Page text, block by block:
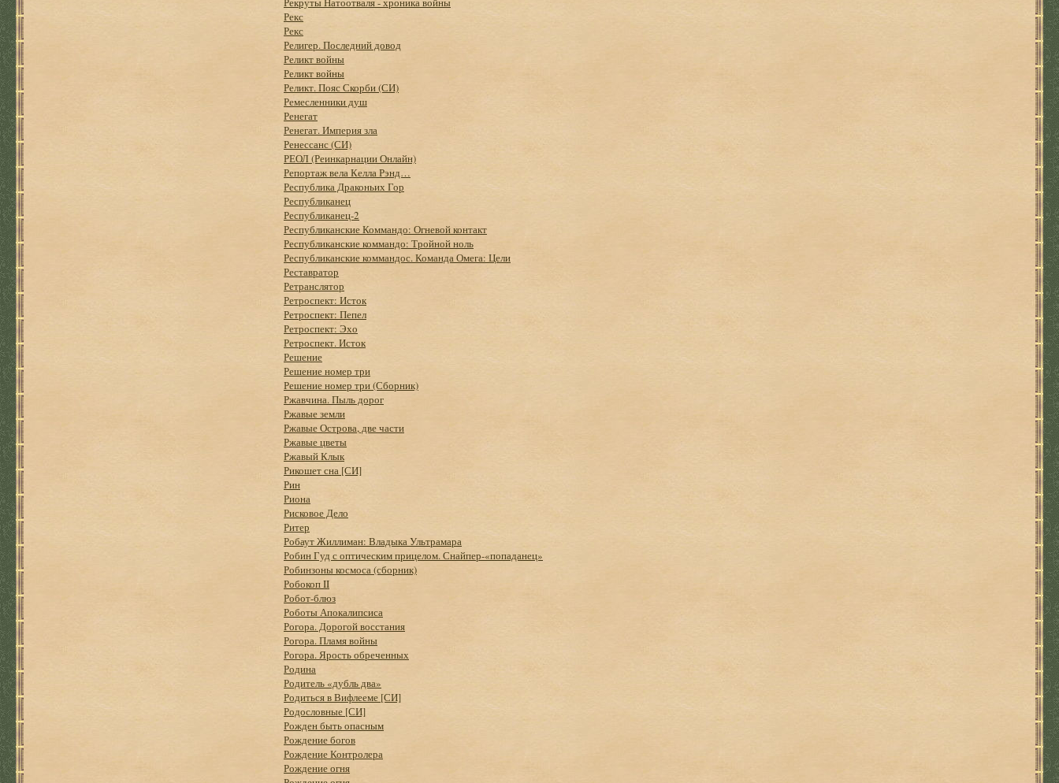
Рекс
Рекс
Религер. Последний довод
Реликт войны
Реликт войны
Реликт. Пояс Скорби (СИ)
Ремесленники душ
Ренегат
Ренегат. Империя зла
Ренессанс (СИ)
РЕОЛ (Реинкарнации Онлайн)
Репортаж вела Келла Рэнд…
Республика Драконьих Гор
Республиканец
Республиканец-2
Республиканские Коммандо: Огневой контакт
Республиканские коммандо: Тройной ноль
Республиканские коммандос. Команда Омега: Цели
Реставратор
Ретранслятор
Ретроспект: Исток
Ретроспект: Пепел
Ретроспект: Эхо
Ретроспект. Исток
Решение
Решение номер три
Решение номер три (Сборник)
Ржавчина. Пыль дорог
Ржавые земли
Ржавые Острова, две части
Ржавые цветы
Ржавый Клык
Рикошет сна [СИ]
Рин
Риона
Рисковое Дело
Ритер
Робаут Жиллиман: Владыка Ультрамара
Робин Гуд с оптическим прицелом. Снайпер-«попаданец»
Робинзоны космоса (сборник)
Робокоп II
Робот-блюз
Роботы Апокалипсиса
Рогора. Дорогой восстания
Рогора. Пламя войны
Рогора. Ярость обреченных
Родина
Родитель «дубль два»
Родиться в Вифлееме [СИ]
Родословные [СИ]
Рожден быть опасным
Рождение богов
Рождение Контролера
Рождение огня